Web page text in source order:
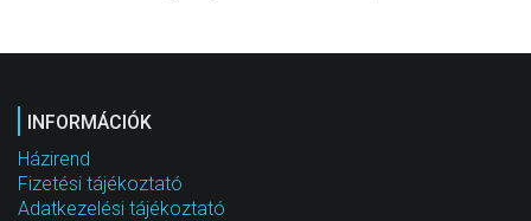
INFORMÁCIÓK
Házirend
Fizetési tájékoztató
Adatkezelési tájékoztató